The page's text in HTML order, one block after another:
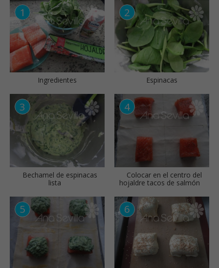
Ingredientes Espinacas
Bechamel de espinacas
lista
Colocar en el centro del
hojaldre tacos de salmón